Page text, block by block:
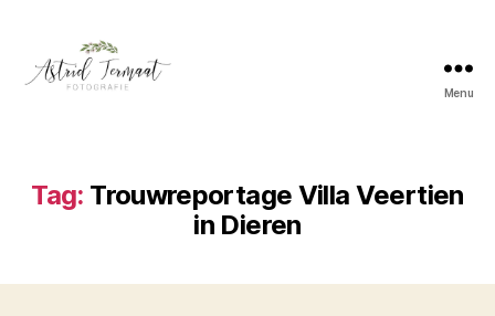
Menu
Tag: Trouwreportage Villa Veertien
in Dieren